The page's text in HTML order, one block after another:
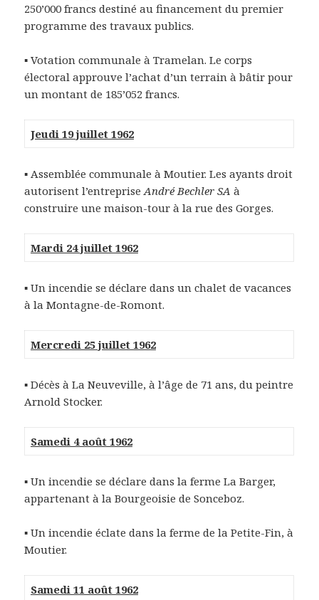
250’000 francs destiné au financement du premier
programme des travaux publics.
▪ Votation communale à Tramelan. Le corps
électoral approuve l’achat d’un terrain à bâtir pour
un montant de 185’052 francs.
Jeudi 19 juillet 1962
▪ Assemblée communale à Moutier. Les ayants droit
autorisent l’entrepriseAndré Bechler SA à
construire une maison-tour à la rue des Gorges.
Mardi 24 juillet 1962
▪ Un incendie se déclare dans un chalet de vacances
à la Montagne-de-Romont.
Mercredi 25 juillet 1962
▪ Décès à La Neuveville, à l’âge de 71 ans, du peintre
Arnold Stocker.
Samedi 4 août 1962
▪ Un incendie se déclare dans la ferme La Barger,
appartenant à la Bourgeoisie de Sonceboz.
▪ Un incendie éclate dans la ferme de la Petite-Fin, à
Moutier.
Samedi 11 août 1962